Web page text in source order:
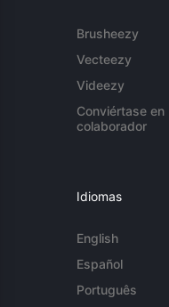
Brusheezy
Vecteezy
Videezy
Conviértase en
colaborador
Idiomas
English
Español
Português